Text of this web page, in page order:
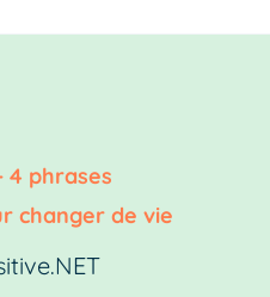
4 phrases
changer de vie